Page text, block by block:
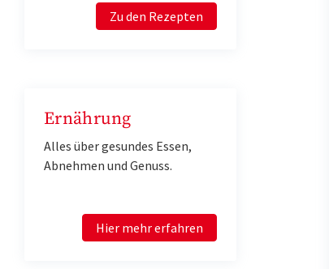
Zu den Rezepten
Ernährung
Alles über gesundes Essen,
Abnehmen und Genuss.
Hier mehr erfahren